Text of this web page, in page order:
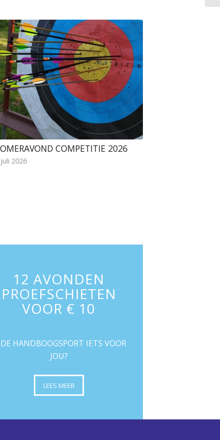
COMPETITIE 2026
2026
12 AVONDEN
PROEFSCHIETEN
VOOR € 10
HANDBOOGSPORT IETS VOOR
JOU?
LEES MEER